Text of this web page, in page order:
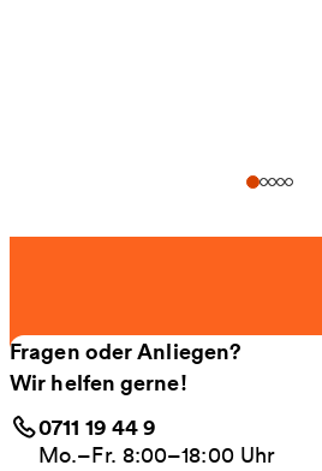
Fragen oder Anliegen?
Wir helfen gerne!
0711 19 44 9
Mo.–Fr. 8:00–18:00 Uhr